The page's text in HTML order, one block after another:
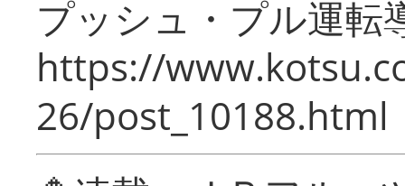
プッシュ・プル運転
https://
26/post_10188.html